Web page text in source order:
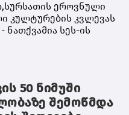
ეროვნული
კულტურების კვლევას
ნათქვამია სეს-ის
50 ნიმუში
შემოწმდა